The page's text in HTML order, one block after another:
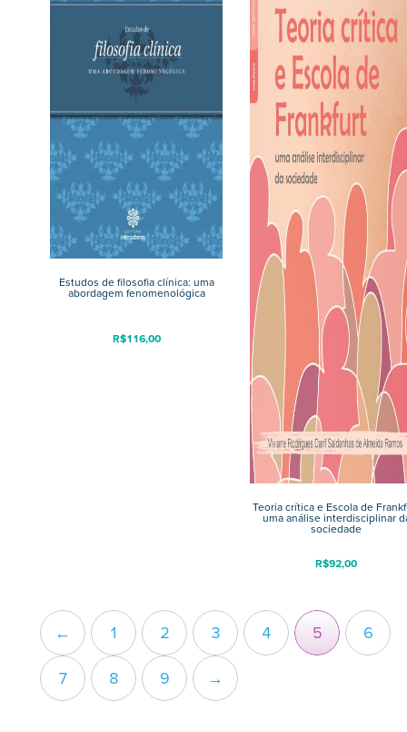
Estudos de filosofia clínica: uma
abordagem fenomenológica
R$116,00
Teoria crítica e Escola de
uma análise interdisciplinar
sociedade
R$92,00
← 1 2 3 4 5
6
7
8 9 →